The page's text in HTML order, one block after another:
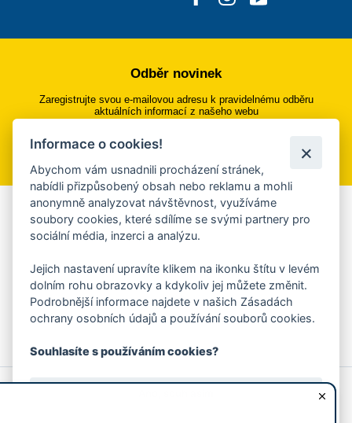
Odběr novinek
Zaregistrujte svou e-mailovou adresu k pravidelnému odběru
aktuálních informací z našeho webu
Přihlásit se k odběru
Aplikace Mobilní rozhlas
Chcete dostávat do svého mobilu či mailu upozornění na
ankety, pozvánky na kulturní a sportovní akce?
Více informací o aplikaci
© 2026 Magistrát města Zlína
Prohlášení o používání cookies
Informace o cookies!
Abychom vám usnadnili procházení stránek,
nabídli přizpůsobený obsah nebo reklamu a mohli
anonymně analyzovat návštěvnost, využíváme
soubory cookies, které sdílíme se svými partnery pro
sociální média, inzerci a analýzu.
Jejich nastavení upravíte klikem na ikonku štítu v levém
dolním rohu obrazovky a kdykoliv jej můžete změnit.
Podrobnější informace najdete v našich Zásadách
ochrany osobních údajů a používání souborů cookies.
Souhlasíte s používáním cookies?